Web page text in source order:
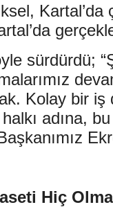
Kartal’da
sürdürdü;
Kolay bir
adına,
Hiç